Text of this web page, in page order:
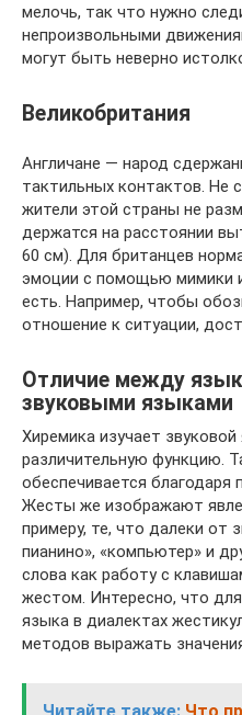
мелочь, так что нужно
непроизвольными
могут быть неверно
Великобритания
Англичане — народ
тактильных контактов. Не
жители этой страны не
держатся на расстоянии
60 см). Для британцев
эмоции с помощью мимики
есть. Например, чтобы
отношение к ситуации,
Отличие между
звуковыми языками
Хиремика изучает
различительную функцию.
обеспечивается благодаря
Жесты же изображают
примеру, те, что далеки от
пианино», «компьютер» и
слова как работу с
жестом. Интересно, что
языка в диалектах
методов выражать